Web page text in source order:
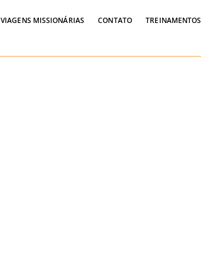
VIAGENS MISSIONÁRIAS CONTATO TREINAMENTOS